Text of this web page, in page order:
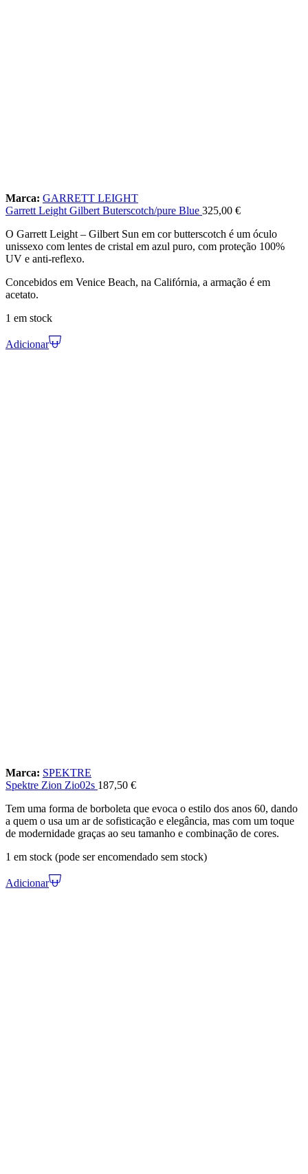
Marca: GARRETT LEIGHT
Garrett Leight Gilbert Buterscotch/pure Blue 325,00 €
O Garrett Leight – Gilbert Sun em cor butterscotch é um óculo
unissexo com lentes de cristal em azul puro, com proteção 100%
UV e anti-reflexo.
Concebidos em Venice Beach, na Califórnia, a armação é em
acetato.
1 em stock
Adicionar
Marca: SPEKTRE
Spektre Zion Zio02s 187,50 €
Tem uma forma de borboleta que evoca o estilo dos anos 60, dando
a quem o usa um ar de sofisticação e elegância, mas com um toque
de modernidade graças ao seu tamanho e combinação de cores.
1 em stock (pode ser encomendado sem stock)
Adicionar